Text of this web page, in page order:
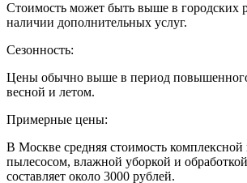
Стоимость может быть выше в городских
наличии дополнительных услуг.
Сезонность:
Цены обычно выше в период
весной и летом.
Примерные цены:
В Москве средняя стоимость комплексной
пылесосом, влажной уборкой и
составляет около 3000 рублей.